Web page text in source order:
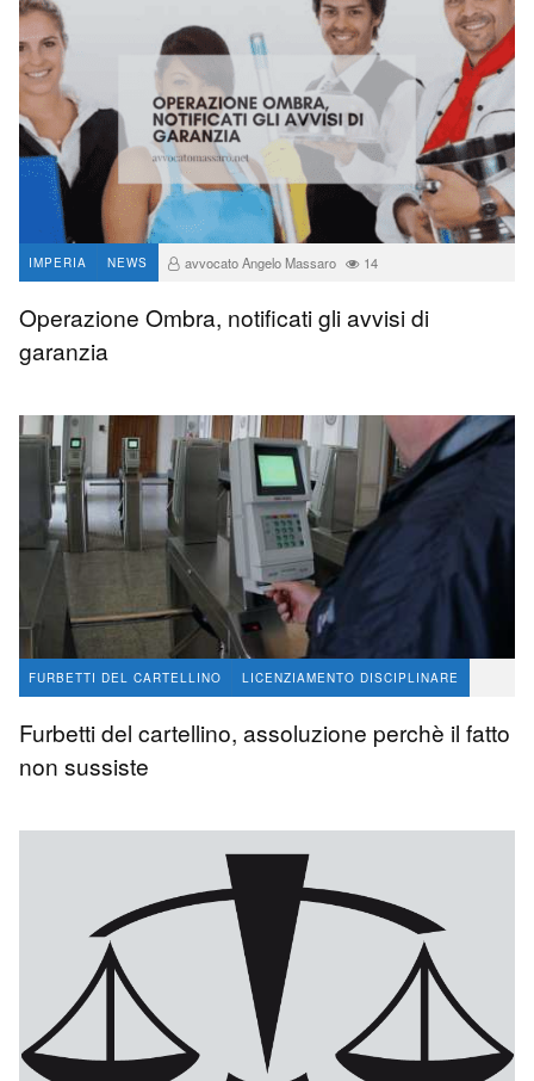
IMPERIA NEWS avvocato Angelo Massaro 14
Operazione Ombra, notificati gli avvisi di
garanzia
FURBETTI DEL CARTELLINO LICENZIAMENTO DISCIPLINARE
Furbetti del cartellino, assoluzione perchè il fatto
non sussiste